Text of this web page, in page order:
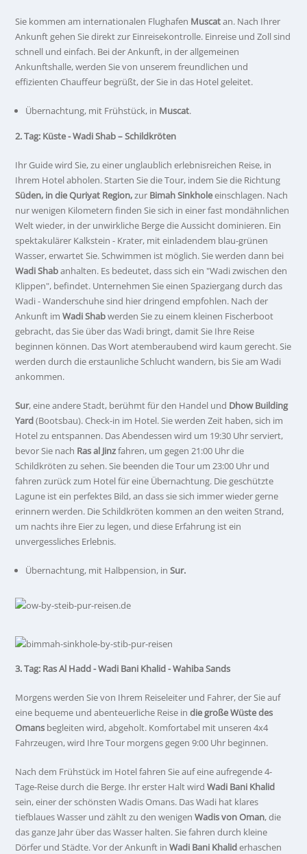
Sie kommen am internationalen Flughafen Muscatan. Nach Ihrer
Ankunft gehen Sie direkt zur Einreisekontrolle. Einreise und Zoll sind
schnell und einfach. Bei der Ankunft, in der allgemeinen
Ankunftshalle, werden Sie von unserem freundlichen und
effizienten Chauffeur begrüßt, der Sie in das Hotel geleitet.
Übernachtung, mit Frühstück, in Muscat.
2. Tag: Küste - Wadi Shab – Schildkröten
Ihr Guide wird Sie, zu einer unglaublich erlebnisreichen Reise, in
Ihrem Hotel abholen. Starten Sie die Tour, indem Sie die Richtung
Süden, in die Quriyat Region,zur Bimah Sinkholeeinschlagen. Nach
nur wenigen Kilometern finden Sie sich in einer fast mondähnlichen
Welt wieder, in der unwirkliche Berge die Aussicht dominieren. Ein
spektakulärer Kalkstein - Krater, mit einladendem blau-grünen
Wasser, erwartet Sie. Schwimmen ist möglich. Sie werden dann bei
Wadi Shabanhalten. Es bedeutet, dass sich ein "Wadi zwischen den
Klippen", befindet. Unternehmen Sie einen Spaziergang durch das
Wadi - Wanderschuhe sind hier dringend empfohlen. Nach der
Ankunft im Wadi Shabwerden Sie zu einem kleinen Fischerboot
gebracht, das Sie über das Wadi bringt, damit Sie Ihre Reise
beginnen können. Das Wort atemberaubend wird kaum gerecht. Sie
werden durch die erstaunliche Schlucht wandern, bis Sie am Wadi
ankommen.
Sur, eine andere Stadt, berühmt für den Handel und Dhow Building
Yard(Bootsbau). Check-in im Hotel. Sie werden Zeit haben, sich im
Hotel zu entspannen. Das Abendessen wird um 19:30 Uhr serviert,
bevor Sie nach Ras al Jinzfahren, um gegen 21:00 Uhr die
Schildkröten zu sehen. Sie beenden die Tour um 23:00 Uhr und
fahren zurück zum Hotel für eine Übernachtung. Die geschützte
Lagune ist ein perfektes Bild, an dass sie sich immer wieder gerne
erinnern werden. Die Schildkröten kommen an den weiten Strand,
um nachts ihre Eier zu legen, und diese Erfahrung ist ein
unvergessliches Erlebnis.
Übernachtung, mit Halbpension, in Sur.
3. Tag: Ras Al Hadd - Wadi Bani Khalid - Wahiba Sands
Morgens werden Sie von Ihrem Reiseleiter und Fahrer, der Sie auf
eine bequeme und abenteuerliche Reise in die große Wüste des
Omans begleiten wird, abgeholt. Komfortabel mit unseren 4x4
Fahrzeugen, wird Ihre Tour morgens gegen 9:00 Uhr beginnen.
Nach dem Frühstück im Hotel fahren Sie auf eine aufregende 4-
Tage-Reise durch die Berge. Ihr erster Halt wird Wadi Bani Khalid
sein, einer der schönsten Wadis Omans. Das Wadi hat klares
tiefblaues Wasser und zählt zu den wenigen Wadis von Oman, die
das ganze Jahr über das Wasser halten. Sie fahren durch kleine
Dörfer und Städte. Vor der Ankunft in Wadi Bani Khaliderhaschen